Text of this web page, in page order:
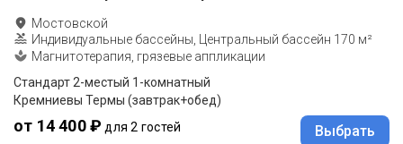
Мостовской
Индивидуальные бассейны, Центральный бассейн 170 м²
Магнитотерапия, грязевые аппликации
Стандарт 2-местый 1-комнатный
Кремниевы Термы (завтрак+обед)
от 14 400 ₽ для 2 гостей Выбрать